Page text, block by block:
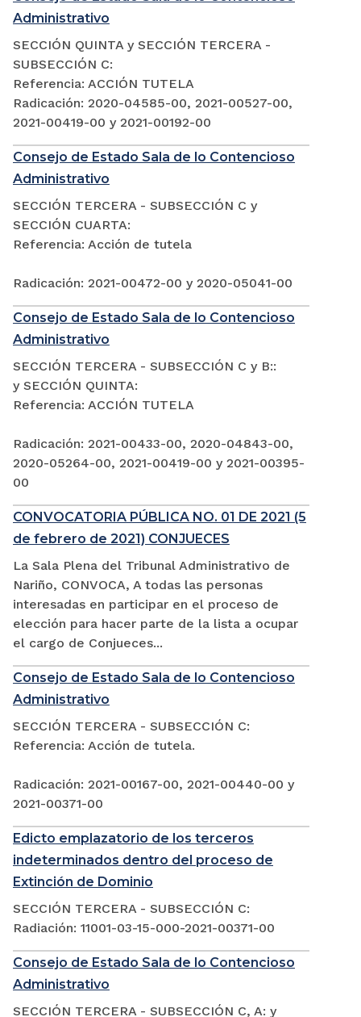
Administrativo
SECCIÓN QUINTA y SECCIÓN TERCERA -
SUBSECCIÓN C:
Referencia: ACCIÓN TUTELA
Radicación: 2020-04585-00, 2021-00527-00,
2021-00419-00 y 2021-00192-00
Consejo de Estado Sala de lo Contencioso
Administrativo
SECCIÓN TERCERA - SUBSECCIÓN C y
SECCIÓN CUARTA:
Referencia: Acción de tutela
Radicación: 2021-00472-00 y 2020-05041-00
Consejo de Estado Sala de lo Contencioso
Administrativo
SECCIÓN TERCERA - SUBSECCIÓN C y B::
y SECCIÓN QUINTA:
Referencia: ACCIÓN TUTELA
Radicación: 2021-00433-00, 2020-04843-00,
2020-05264-00, 2021-00419-00 y 2021-00395-
00
CONVOCATORIA PÚBLICA NO. 01 DE 2021 (5
de febrero de 2021) CONJUECES
La Sala Plena del Tribunal Administrativo de
Nariño, CONVOCA, A todas las personas
interesadas en participar en el proceso de
elección para hacer parte de la lista a ocupar
el cargo de Conjueces...
Consejo de Estado Sala de lo Contencioso
Administrativo
SECCIÓN TERCERA - SUBSECCIÓN C:
Referencia: Acción de tutela.
Radicación: 2021-00167-00, 2021-00440-00 y
2021-00371-00
Edicto emplazatorio de los terceros
indeterminados dentro del proceso de
Extinción de Dominio
SECCIÓN TERCERA - SUBSECCIÓN C:
Radiación: 11001-03-15-000-2021-00371-00
Consejo de Estado Sala de lo Contencioso
Administrativo
SECCIÓN TERCERA - SUBSECCIÓN C, A: y